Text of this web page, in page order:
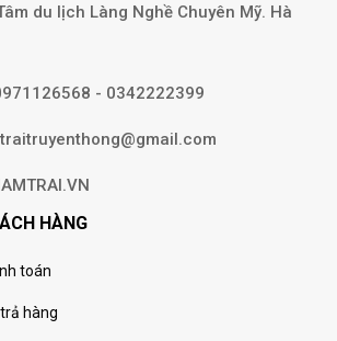
du lịch Làng Nghề Chuyên Mỹ. Hà
- 0342222399
HÀNG
toán
hàng